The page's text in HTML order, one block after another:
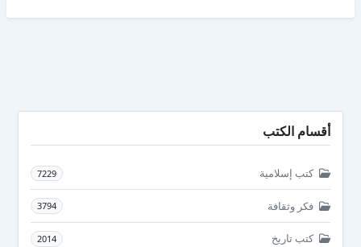
أقسام الكتب
كتب إسلامية 7229
فكر وثقافة 3794
كتب تاريخ 2014